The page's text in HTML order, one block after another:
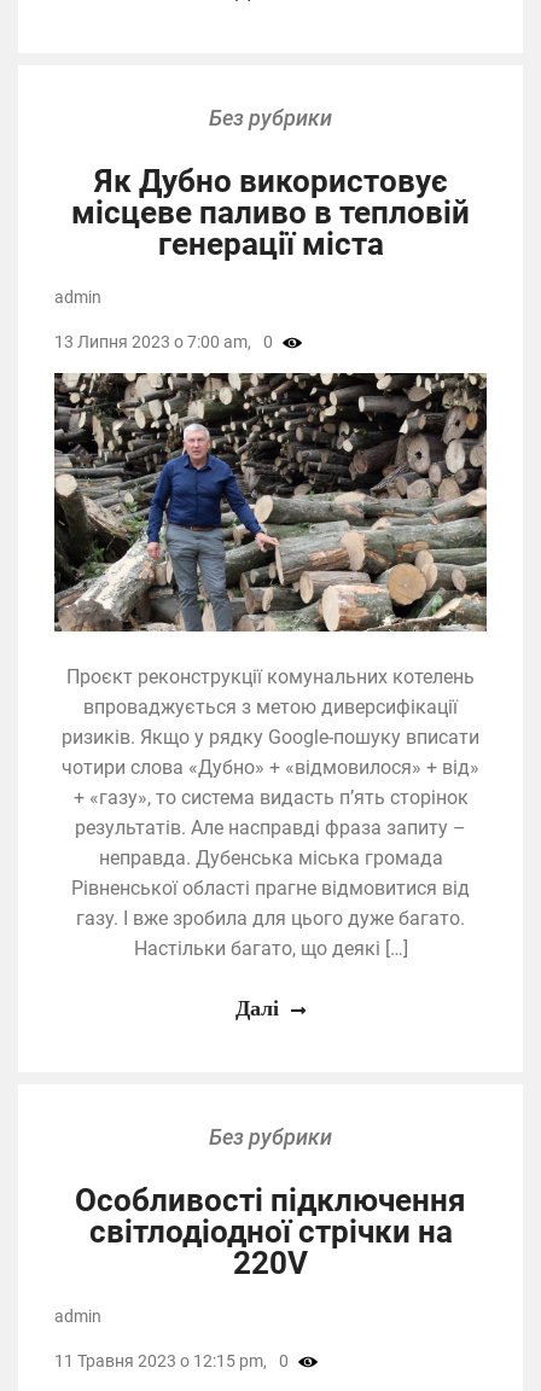
Без рубрики
Як Дубно використовує
місцеве паливо в тепловій
генерації міста
Проєкт реконструкції комунальних котелень
впроваджується з метою диверсифікації
ризиків. Якщо у рядку Google-пошуку вписати
чотири слова «Дубно» + «відмовилося» + від»
+ «газу», то система видасть п’ять сторінок
результатів. Але насправді фраза запиту –
неправда. Дубенська міська громада
Рівненської області прагне відмовитися від
газу. І вже зробила для цього дуже багато.
Настільки багато, що деякі […]
admin
13 Липня 2023 о 7:00 am, 0
Далі
Без рубрики
Особливості підключення
світлодіодної стрічки на
220V
admin
11 Травня 2023 о 12:15 pm, 0